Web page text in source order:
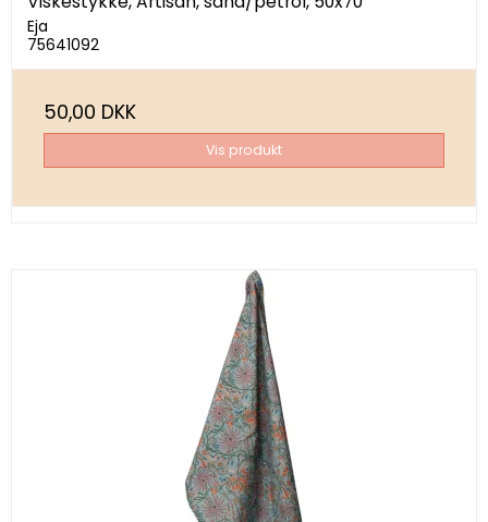
Eja
75641092
50,00 DKK
Vis produkt